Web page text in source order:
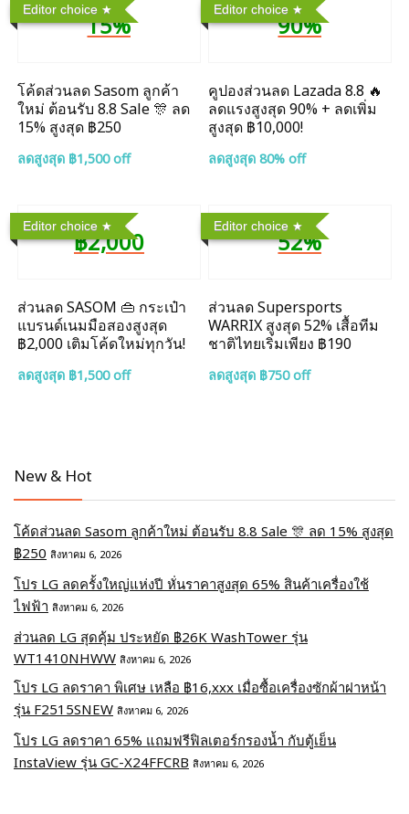
Editor choice
15%
โค้ดส่วนลด Sasom ลูกค้า
ใหม่ ต้อนรับ 8.8 Sale 🎊 ลด
15% สูงสุด ฿250
ลดสูงสุด ฿1,500 off
Editor choice
90%
คูปองส่วนลด Lazada 8.8 🔥
ลดแรงสูงสุด 90% + ลดเพิ่ม
สูงสุด ฿10,000!
ลดสูงสุด 80% off
Editor choice
฿2,000
ส่วนลด SASOM 👜 กระเป๋า
แบรนด์เนมมือสองสูงสุด
฿2,000 เติมโค้ดใหม่ทุกวัน!
ลดสูงสุด ฿1,500 off
Editor choice
52%
ส่วนลด Supersports
WARRIX สูงสุด 52% เสื้อทีม
ชาติไทยเริ่มเพียง ฿190
ลดสูงสุด ฿750 off
New & Hot
โค้ดส่วนลด Sasom ลูกค้าใหม่ ต้อนรับ 8.8 Sale 🎊 ลด 15% สูงสุด
฿250 สิงหาคม 6, 2026
โปร LG ลดครั้งใหญ่แห่งปี หั่นราคาสูงสุด 65% สินค้าเครื่องใช้
ไฟฟ้า สิงหาคม 6, 2026
ส่วนลด LG สุดคุ้ม ประหยัด ฿26K WashTower รุ่น
WT1410NHWW สิงหาคม 6, 2026
โปร LG ลดราคา พิเศษ เหลือ ฿16,xxx เมื่อซื้อเครื่องซักผ้าฝาหน้า
รุ่น F2515SNEW สิงหาคม 6, 2026
โปร LG ลดราคา 65% แถมฟรีฟิลเตอร์กรองน้ำ กับตู้เย็น
InstaView รุ่น GC-X24FFCRB สิงหาคม 6, 2026